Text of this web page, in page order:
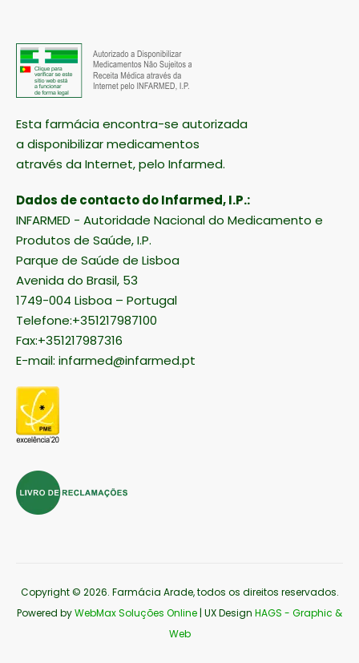
Esta farmácia encontra-se autorizada
a disponibilizar medicamentos
através da Internet, pelo Infarmed.
Dados de contacto do Infarmed, I.P.:
INFARMED - Autoridade Nacional do Medicamento e
Produtos de Saúde, I.P.
Parque de Saúde de Lisboa
Avenida do Brasil, 53
1749-004 Lisboa – Portugal
Telefone:+351217987100
Fax:+351217987316
E-mail: infarmed@infarmed.pt
Copyright © 2026. Farmácia Arade, todos os direitos reservados.
Powered byWebMax Soluções Online | UX Design HAGS - Graphic &
Web